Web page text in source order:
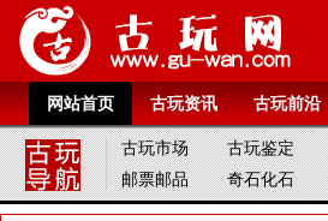
网站首页 古玩资讯 古玩前沿
古玩市场 古玩鉴定
邮票邮品
奇石化石